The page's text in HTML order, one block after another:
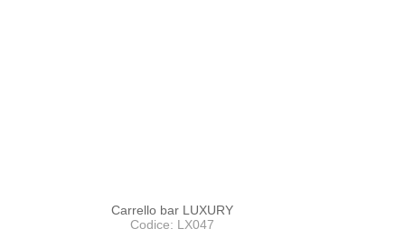
Carrello bar LUXURY
Codice: LX047